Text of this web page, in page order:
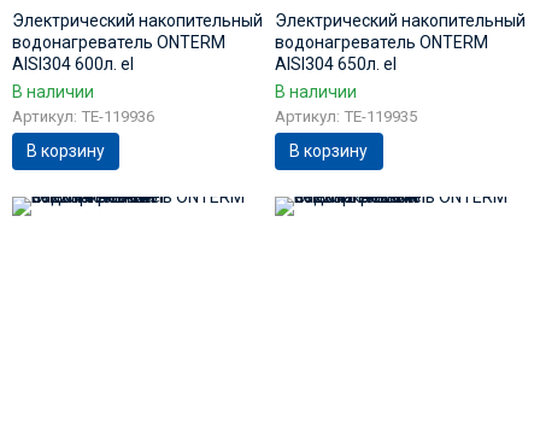
Электрический накопительный
водонагреватель ONTERM
AISI304 600л. el
В наличии
Артикул: TE-119936
В корзину
Электрический накопительный
водонагреватель ONTERM
AISI304 650л. el
В наличии
Артикул: TE-119935
В корзину